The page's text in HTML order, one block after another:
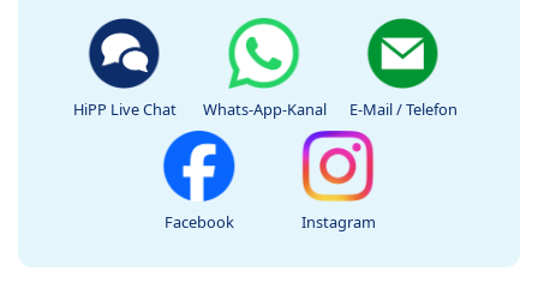
HiPP Live Chat Whats-App-Kanal E-Mail / Telefon
Facebook Instagram